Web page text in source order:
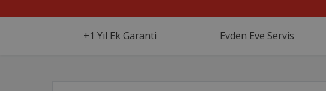
+1 Yıl Ek Garanti Evden Eve Servis